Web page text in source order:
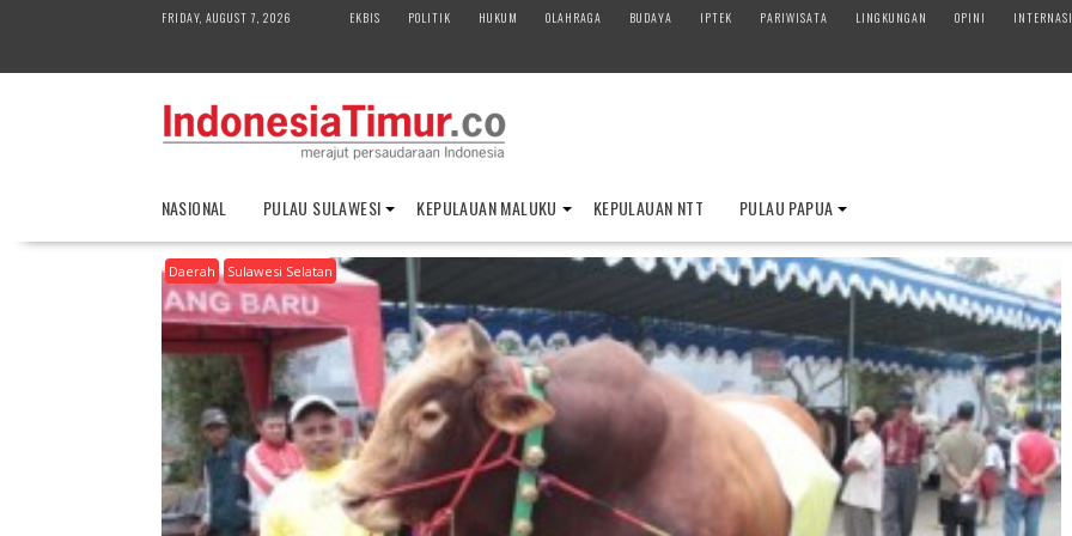
FRIDAY, AUGUST 7, 2026 EKBIS POLITIK HUKUM OLAHRAGA BUDAYA IPTEK PARIWISATA LINGKUNGAN OPINI
NASIONAL PULAU SULAWESI KEPULAUAN MALUKU KEPULAUAN NTT PULAU PAPUA
Daerah Sulawesi Selatan